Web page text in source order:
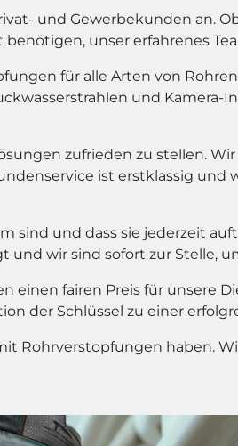
und Gewerbekunden an.
unser erfahrenes
für alle Arten von
und Kamera-
zufrieden zu stellen.
ist erstklassig und
sind und dass sie jederzeit
wir sind sofort zur Stelle,
einen fairen Preis für unsere
der Schlüssel zu einer
Rohrverstopfungen haben.